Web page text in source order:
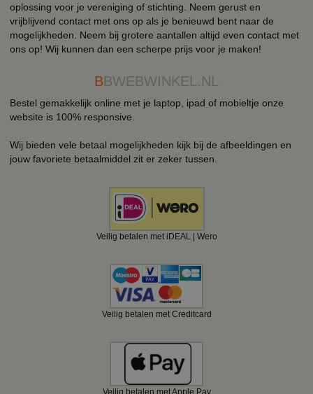
oplossing voor je vereniging of stichting. Neem gerust en
vrijblijvend contact met ons op als je benieuwd bent naar de
mogelijkheden. Neem bij grotere aantallen altijd even contact met
ons op! Wij kunnen dan een scherpe prijs voor je maken!
BBWEBWINKEL.NL
Bestel gemakkelijk online met je laptop, ipad of mobieltje onze
website is 100% responsive.
Wij bieden vele betaal mogelijkheden kijk bij de afbeeldingen en
jouw favoriete betaalmiddel zit er zeker tussen.
Veilig betalen met iDEAL | Wero
Veilig betalen met Creditcard
Veilig betalen met Apple Pay